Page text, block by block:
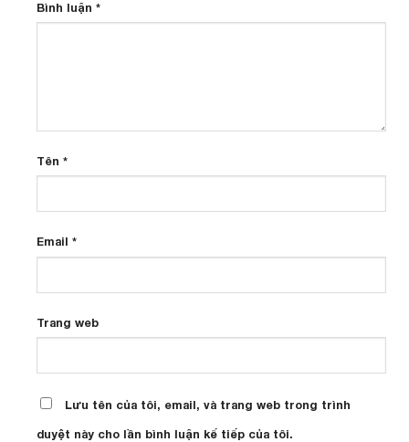
Bình luận *
Tên *
Email *
Trang web
Lưu tên của tôi, email, và trang web trong trình
duyệt này cho lần bình luận kế tiếp của tôi.